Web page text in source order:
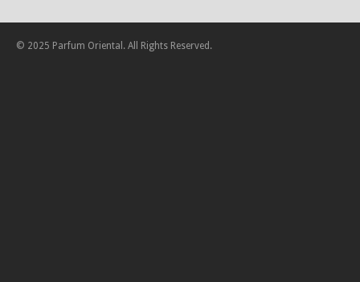
© 2025 Parfum Oriental. All Rights Reserved.